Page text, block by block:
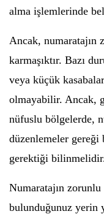
alma işlemlerinde
Ancak, numaratajın
karmaşıktır. Bazı
veya küçük
olmayabilir. Ancak,
nüfuslu bölgelerde,
düzenlemeler gereği
gerektiği
Numaratajın zorunlu
bulunduğunuz yerin